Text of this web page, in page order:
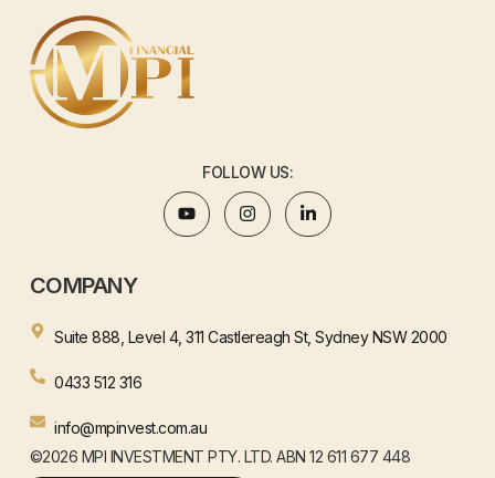
FOLLOW US:
COMPANY
Suite 888, Level 4, 311 Castlereagh St, Sydney NSW 2000
0433 512 316
info@mpinvest.com.au
©2026 MPI INVESTMENT PTY. LTD. ABN 12 611 677 448